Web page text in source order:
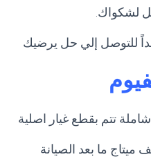
لشكواك.
للتوصل إلي حل يرضيك
تتم بقطع غيار اصلية
ميتاج ما بعد الصيانة